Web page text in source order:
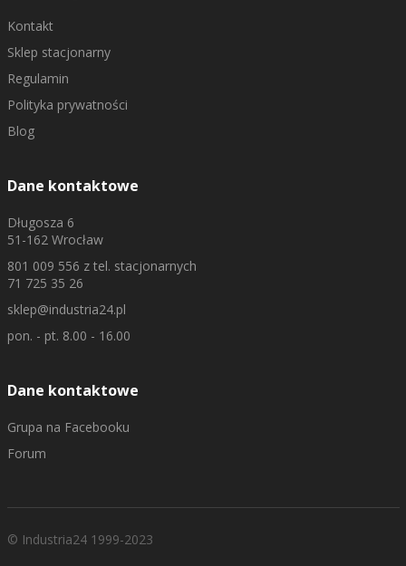
Kontakt
Sklep stacjonarny
Regulamin
Polityka prywatności
Blog
Dane kontaktowe
Długosza 6
51-162 Wrocław
801 009 556 z tel. stacjonarnych
71 725 35 26
sklep@industria24.pl
pon. - pt. 8.00 - 16.00
Dane kontaktowe
Grupa na Facebooku
Forum
© Industria24 1999-2023